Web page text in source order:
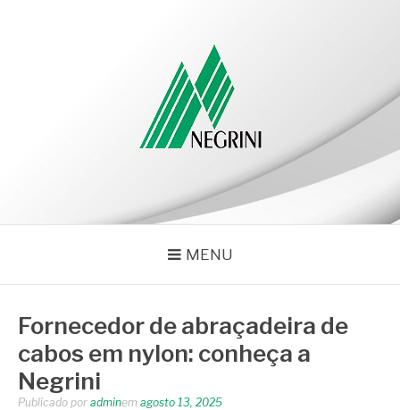
MENU
Fornecedor de abraçadeira de
cabos em nylon: conheça a
Negrini
Publicado por adminem agosto 13, 2025